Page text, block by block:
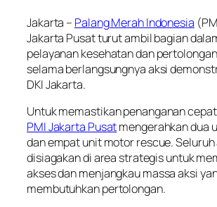
Jakarta – Palang Merah Indonesia
Jakarta Pusat turut ambil bagian
pelayanan kesehatan dan
selama berlangsungnya aksi
DKI Jakarta.
Untuk memastikan penanganan
PMI Jakarta Pusatmengerahkan dua
dan empat unit motorrescue.
disiagakan di area strategis untuk
akses dan menjangkau massa aksi
membutuhkan pertolongan.